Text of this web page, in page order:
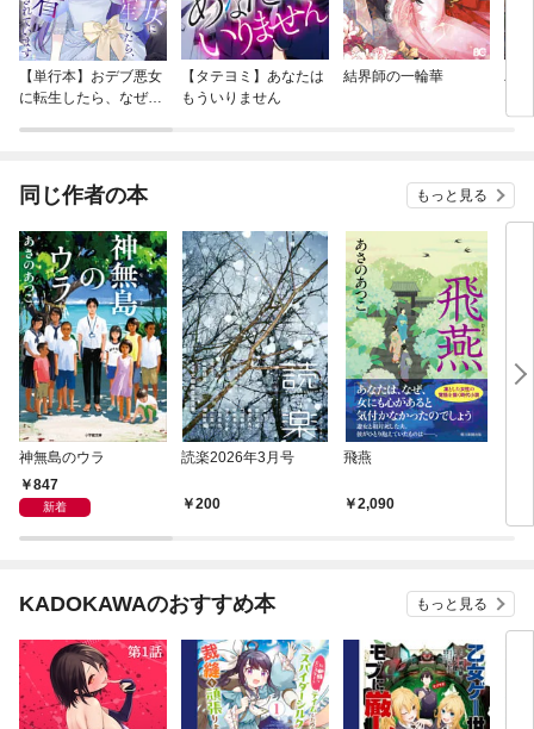
【単行本】おデブ悪女
に転生したら、なぜか
【タテヨミ】あなたは
もういりません
結界師の一輪華
バ
今
同じ作者の本 もっと見る
神無島のウラ
847
新着
読楽2026年3月号
200
飛燕
2,090
KADOKAWAのおすすめ本 もっと見る